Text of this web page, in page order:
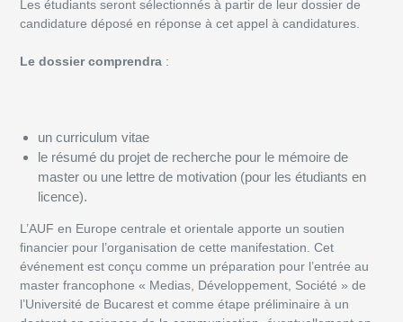
Les étudiants seront sélectionnés à partir de leur dossier de
candidature déposé en réponse à cet appel à candidatures.
Le dossier comprendra :
un curriculum vitae
le résumé du projet de recherche pour le mémoire de
master ou une lettre de motivation (pour les étudiants en
licence).
L’AUF en Europe centrale et orientale apporte un soutien
financier pour l’organisation de cette manifestation. Cet
événement est conçu comme un préparation pour l’entrée au
master francophone « Medias, Développement, Société » de
l’Université de Bucarest et comme étape préliminaire à un